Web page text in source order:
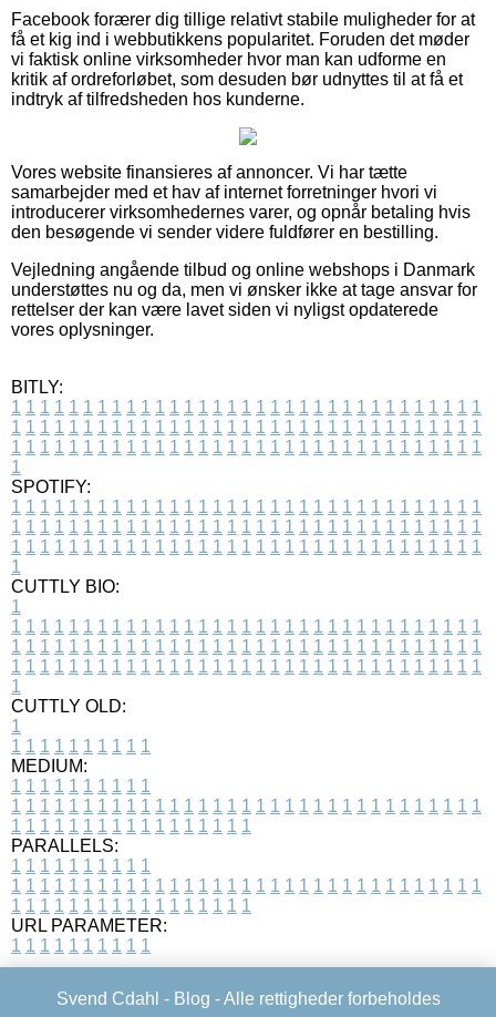
Facebook forærer dig tillige relativt stabile muligheder for at
få et kig ind i webbutikkens popularitet. Foruden det møder
vi faktisk online virksomheder hvor man kan udforme en
kritik af ordreforløbet, som desuden bør udnyttes til at få et
indtryk af tilfredsheden hos kunderne.
Vores website finansieres af annoncer. Vi har tætte
samarbejder med et hav af internet forretninger hvori vi
introducerer virksomhedernes varer, og opnår betaling hvis
den besøgende vi sender videre fuldfører en bestilling.
Vejledning angående tilbud og online webshops i Danmark
understøttes nu og da, men vi ønsker ikke at tage ansvar for
rettelser der kan være lavet siden vi nyligst opdaterede
vores oplysninger.
BITLY:
1 1 1 1 1 1 1 1 1 1 1 1 1 1 1 1 1 1 1 1 1 1 1 1 1 1 1 1 1 1 1 1 1
1 1 1 1 1 1 1 1 1 1 1 1 1 1 1 1 1 1 1 1 1 1 1 1 1 1 1 1 1 1 1 1 1
1 1 1 1 1 1 1 1 1 1 1 1 1 1 1 1 1 1 1 1 1 1 1 1 1 1 1 1 1 1 1 1 1
1
SPOTIFY:
1 1 1 1 1 1 1 1 1 1 1 1 1 1 1 1 1 1 1 1 1 1 1 1 1 1 1 1 1 1 1 1 1
1 1 1 1 1 1 1 1 1 1 1 1 1 1 1 1 1 1 1 1 1 1 1 1 1 1 1 1 1 1 1 1 1
1 1 1 1 1 1 1 1 1 1 1 1 1 1 1 1 1 1 1 1 1 1 1 1 1 1 1 1 1 1 1 1 1
1
CUTTLY BIO:
1
1 1 1 1 1 1 1 1 1 1 1 1 1 1 1 1 1 1 1 1 1 1 1 1 1 1 1 1 1 1 1 1 1
1 1 1 1 1 1 1 1 1 1 1 1 1 1 1 1 1 1 1 1 1 1 1 1 1 1 1 1 1 1 1 1 1
1 1 1 1 1 1 1 1 1 1 1 1 1 1 1 1 1 1 1 1 1 1 1 1 1 1 1 1 1 1 1 1 1
1
CUTTLY OLD:
1
1 1 1 1 1 1 1 1 1 1
MEDIUM:
1 1 1 1 1 1 1 1 1 1
1 1 1 1 1 1 1 1 1 1 1 1 1 1 1 1 1 1 1 1 1 1 1 1 1 1 1 1 1 1 1 1 1
1 1 1 1 1 1 1 1 1 1 1 1 1 1 1 1 1
PARALLELS:
1 1 1 1 1 1 1 1 1 1
1 1 1 1 1 1 1 1 1 1 1 1 1 1 1 1 1 1 1 1 1 1 1 1 1 1 1 1 1 1 1 1 1
1 1 1 1 1 1 1 1 1 1 1 1 1 1 1 1 1
URL PARAMETER:
1 1 1 1 1 1 1 1 1 1
Svend Cdahl - Blog - Alle rettigheder forbeholdes